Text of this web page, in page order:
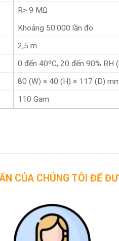
R> 9 MΩ
Khoảng 50.000 lần đo
2,5 m
0 đến 40ºC, 20 đến 90% RH
80 (W) × 40 (H) × 117 (D)
110 Gam
TÔI ĐỂ ĐƯỢC